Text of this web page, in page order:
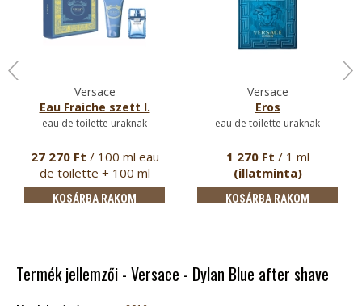
Versace
Eau Fraiche szett I.
eau de toilette uraknak
27 270 Ft / 100 ml eau
de toilette + 100 ml
tusfürdő
KOSÁRBA RAKOM
Versace
Eros
eau de toilette uraknak
1 270 Ft / 1 ml
(illatminta)
KOSÁRBA RAKOM
Termék jellemzői - Versace - Dylan Blue after shave